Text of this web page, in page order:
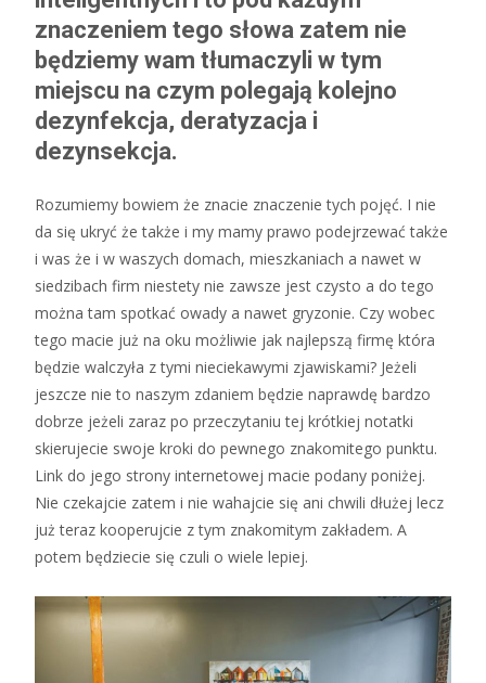
znaczeniem tego słowa zatem nie
będziemy wam tłumaczyli w tym
miejscu na czym polegają kolejno
dezynfekcja, deratyzacja i
dezynsekcja.
Rozumiemy bowiem że znacie znaczenie tych pojęć. I nie
da się ukryć że także i my mamy prawo podejrzewać także
i was że i w waszych domach, mieszkaniach a nawet w
siedzibach firm niestety nie zawsze jest czysto a do tego
można tam spotkać owady a nawet gryzonie. Czy wobec
tego macie już na oku możliwie jak najlepszą firmę która
będzie walczyła z tymi nieciekawymi zjawiskami? Jeżeli
jeszcze nie to naszym zdaniem będzie naprawdę bardzo
dobrze jeżeli zaraz po przeczytaniu tej krótkiej notatki
skierujecie swoje kroki do pewnego znakomitego punktu.
Link do jego strony internetowej macie podany poniżej.
Nie czekajcie zatem i nie wahajcie się ani chwili dłużej lecz
już teraz kooperujcie z tym znakomitym zakładem. A
potem będziecie się czuli o wiele lepiej.